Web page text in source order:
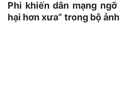
Phi khiến dân mạng
hại hơn xưa” trong bộ